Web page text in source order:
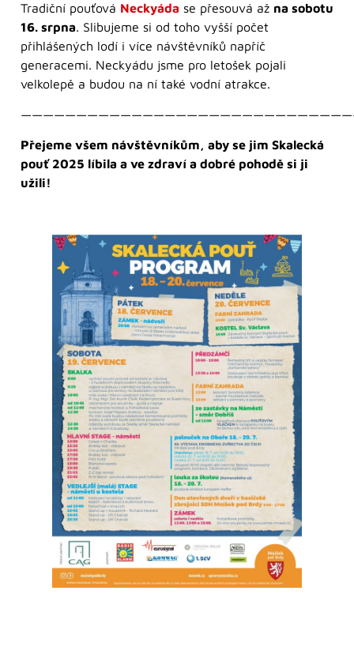
Tradiční pouťová Neckyáda se přesouvá až na sobotu
16. srpna. Slibujeme si od toho vyšší počet
přihlášených lodí i více návštěvníků napříč
generacemi. Neckyádu jsme pro letošek pojali
velkolepě a budou na ní také vodní atrakce.
Přejeme všem návštěvníkům, aby se jim Skalecká
pouť 2025 líbila a ve zdraví a dobré pohodě si ji
užili!